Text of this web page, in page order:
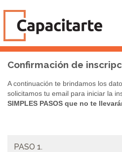
Confirmación de
A continuación te brindamos los
solicitamos tu email para iniciar la
SIMPLES PASOS que no te
PASO 1.